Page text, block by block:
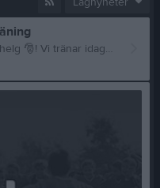
🎅! Vi tränar idag 18,00-19,00 då många bortfall dykt upp bland både spelare och tränare senaste dagarna. Vi ses i Huddingehallen 18,00!